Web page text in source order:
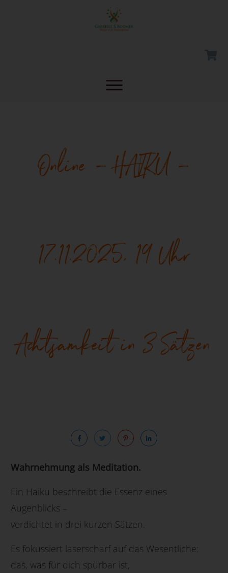
Online – HAIKU –
17.11.2025, 19 Uhr
Achtsamkeit in 3 Sätzen
Wahrnehmung als Meditation.
Ein Haiku beschreibt die Essenz eines
Augenblicks –
verdichtet in drei kurzen Sätzen.
Es fokussiert laserscharf auf das Wesentliche:
das, was für dich spürbar ist,